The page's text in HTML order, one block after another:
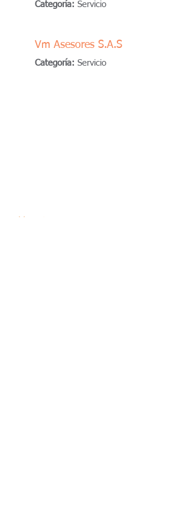
Categoría: Servicio
Vm Asesores S.A.S
Categoría: Servicio
Modelo y